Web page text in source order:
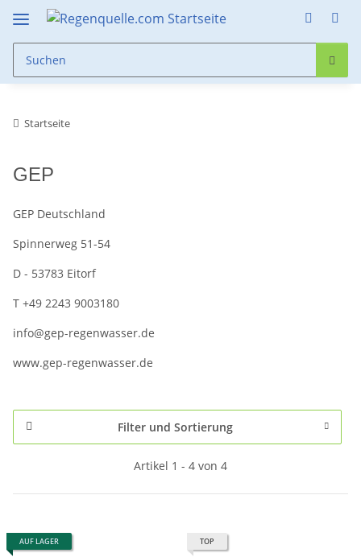
Startseite
GEP
GEP Deutschland
Spinnerweg 51-54
D - 53783 Eitorf
T +49 2243 9003180
info@gep-regenwasser.de
www.gep-regenwasser.de
Filter und Sortierung
Artikel 1 - 4 von 4
AUF LAGER TOP